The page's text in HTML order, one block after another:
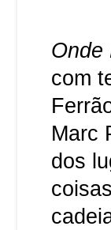
Onde
com
Marc
dos